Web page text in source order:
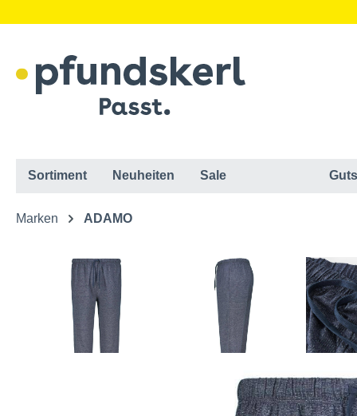
Sortiment Neuheiten Sale
Marken ADAMO